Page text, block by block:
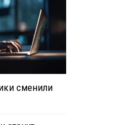
сменили